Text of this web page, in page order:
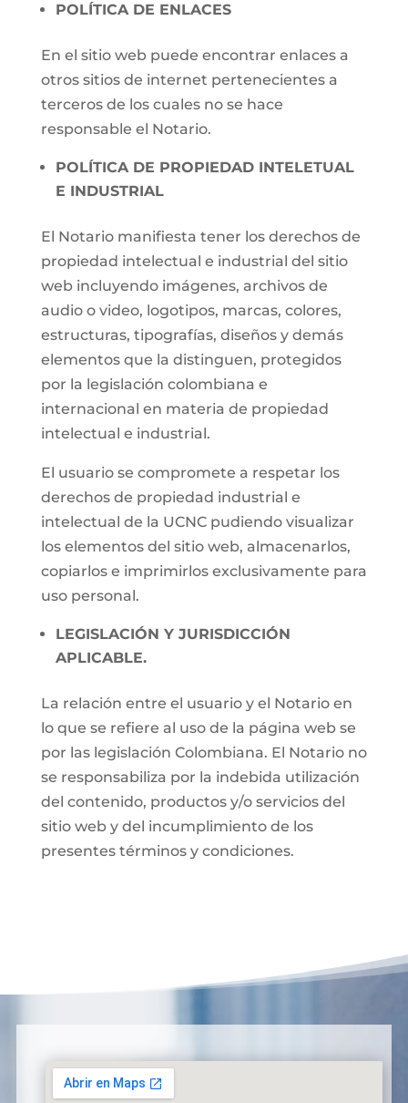
POLÍTICA DE ENLACES
En el sitio web puede encontrar enlaces a
otros sitios de internet pertenecientes a
terceros de los cuales no se hace
responsable el Notario.
POLÍTICA DE PROPIEDAD INTELETUAL
E INDUSTRIAL
El Notario manifiesta tener los derechos de
propiedad intelectual e industrial del sitio
web incluyendo imágenes, archivos de
audio o video, logotipos, marcas, colores,
estructuras, tipografías, diseños y demás
elementos que la distinguen, protegidos
por la legislación colombiana e
internacional en materia de propiedad
intelectual e industrial.
El usuario se compromete a respetar los
derechos de propiedad industrial e
intelectual de la UCNC pudiendo visualizar
los elementos del sitio web, almacenarlos,
copiarlos e imprimirlos exclusivamente para
uso personal.
LEGISLACIÓN Y JURISDICCIÓN
APLICABLE.
La relación entre el usuario y el Notario en
lo que se refiere al uso de la página web se
por las legislación Colombiana. El Notario no
se responsabiliza por la indebida utilización
del contenido, productos y/o servicios del
sitio web y del incumplimiento de los
presentes términos y condiciones.